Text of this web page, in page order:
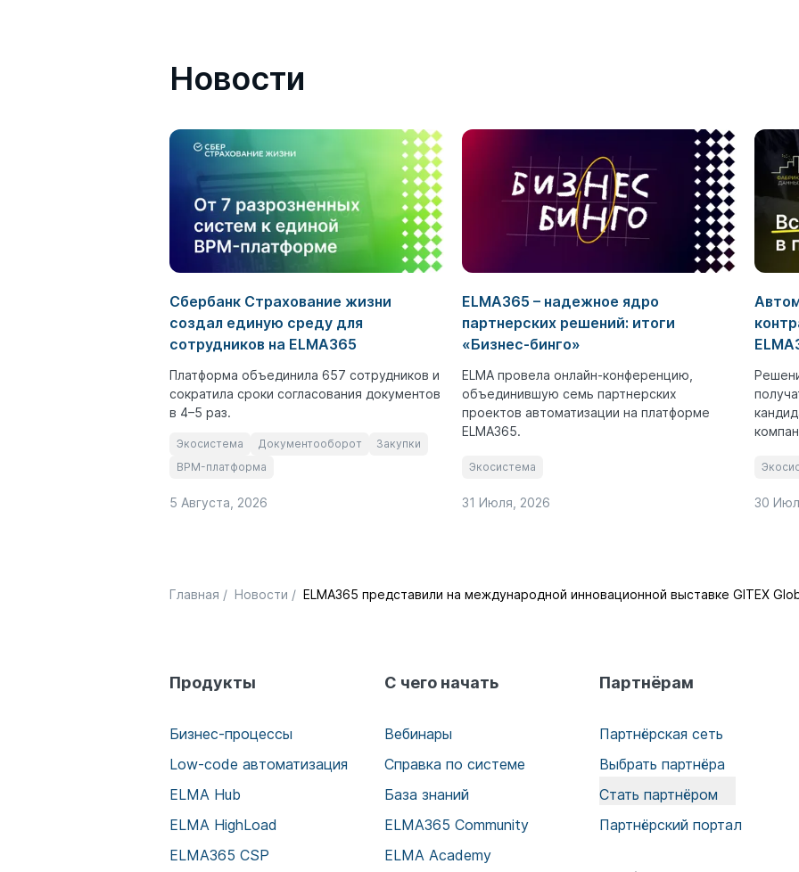
Новости
Сбербанк Страхование жизни
создал единую среду для
сотрудников на ELMA365
Платформа объединила 657 сотрудников и
сократила сроки согласования документов
в 4–5 раз.
Экосистема Документооборот
Закупки
BPM-платформа
5 Августа, 2026
ELMA365 – надежное ядро
партнерских решений: итоги
«Бизнес-бинго»
ELMA провела онлайн-конференцию,
объединившую семь партнерских
проектов автоматизации на платформе
ELMA365.
Экосистема
31 Июля, 2026 30
Главная / Новости / ELMA365 представили на международной инновационной выставке GITEX
Продукты
Бизнес-процессы
Low-code автоматизация
ELMA Hub
ELMA HighLoad
ELMA365 CSP
С чего начать
Вебинары
Справка по системе
База знаний
ELMA365 Community
ELMA Academy
Партнёрам
Партнёрская сеть
Выбрать партнёра
Стать партнёром
Партнёрский портал